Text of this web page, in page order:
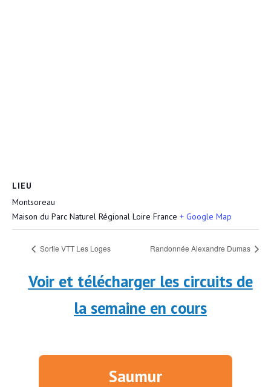
LIEU
Montsoreau
Maison du Parc Naturel Régional Loire France + Google Map
Sortie VTT Les Loges Randonnée Alexandre Dumas
Voir et télécharger les circuits de
la semaine en cours
Saumur